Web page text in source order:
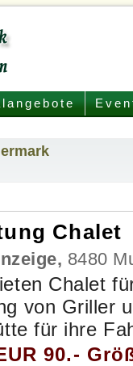
Chalet
8480
Chalet
von Griller
für ihre
90.-